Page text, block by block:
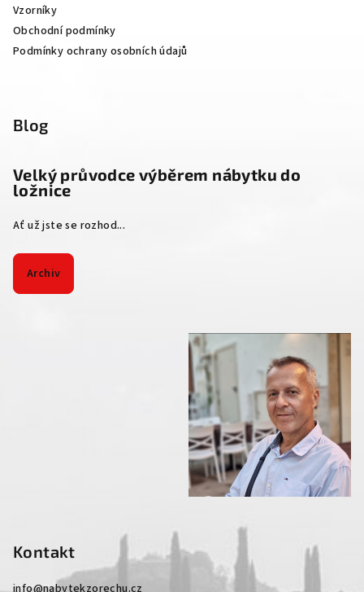
Vzorníky
Obchodní podmínky
Podmínky ochrany osobních údajů
Blog
Velký průvodce výběrem nábytku do
ložnice
Ať už jste se rozhod...
Archiv
Kontakt
info@nabytekzorechu.cz